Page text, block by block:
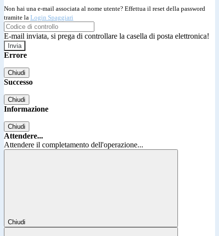
Non hai una e-mail associata al nome utente? Effettua il reset della password
tramite la Login Spaggiari
E-mail inviata, si prega di controllare la casella di posta elettronica!
Errore
Chiudi
Successo
Chiudi
Informazione
Chiudi
Attendere...
Attendere il completamento dell'operazione...
Chiudi